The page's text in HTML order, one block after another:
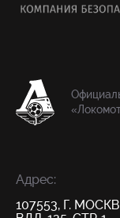
Адрес:
107553, Г.